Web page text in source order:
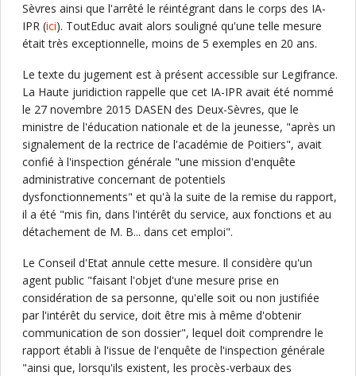
Sèvres ainsi que l'arrêté le réintégrant dans le corps des IA-
IPR (ici). ToutEduc avait alors souligné qu'une telle mesure
était très exceptionnelle, moins de 5 exemples en 20 ans.
Le texte du jugement est à présent accessible sur Legifrance.
La Haute juridiction rappelle que cet IA-IPR avait été nommé
le 27 novembre 2015 DASEN des Deux-Sèvres, que le
ministre de l'éducation nationale et de la jeunesse, "après un
signalement de la rectrice de l'académie de Poitiers", avait
confié à l'inspection générale "une mission d'enquête
administrative concernant de potentiels
dysfonctionnements" et qu'à la suite de la remise du rapport,
il a été "mis fin, dans l'intérêt du service, aux fonctions et au
détachement de M. B... dans cet emploi".
Le Conseil d'Etat annule cette mesure. Il considère qu'un
agent public "faisant l'objet d'une mesure prise en
considération de sa personne, qu'elle soit ou non justifiée
par l'intérêt du service, doit être mis à même d'obtenir
communication de son dossier", lequel doit comprendre le
rapport établi à l'issue de l'enquête de l'inspection générale
"ainsi que, lorsqu'ils existent, les procès-verbaux des